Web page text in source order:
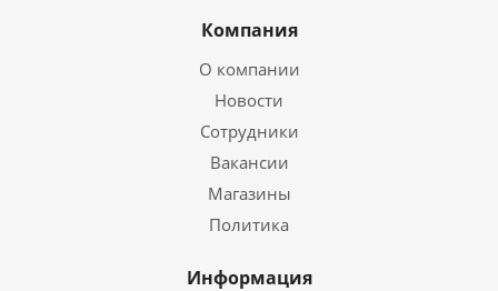
Компания
О компании
Новости
Сотрудники
Вакансии
Магазины
Политика
Информация